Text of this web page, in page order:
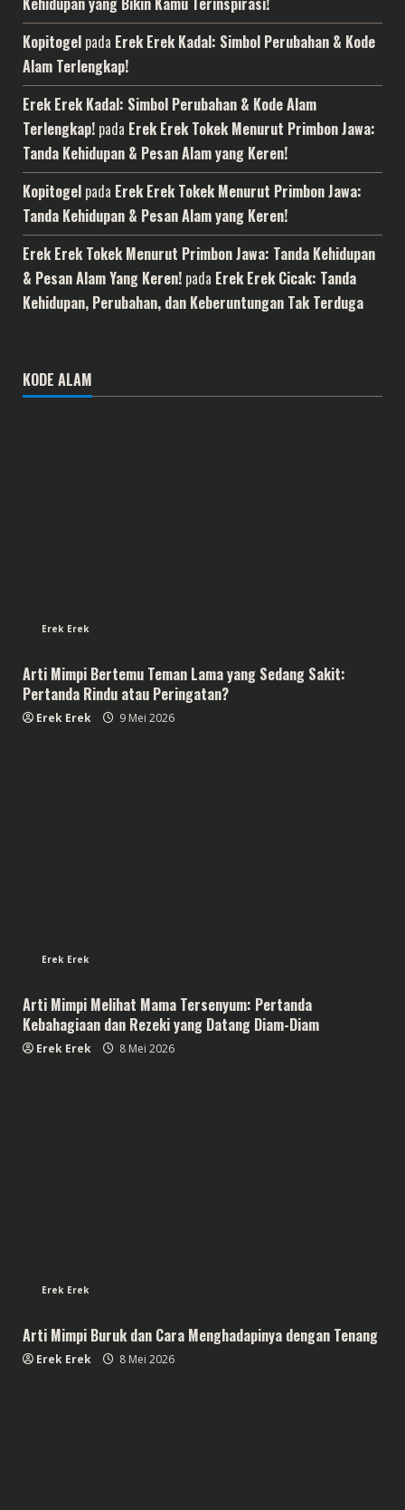
Kopitogel pada Erek Erek Kadal: Simbol Perubahan & Kode
Alam Terlengkap!
Erek Erek Kadal: Simbol Perubahan & Kode Alam
Terlengkap! pada Erek Erek Tokek Menurut Primbon Jawa:
Tanda Kehidupan & Pesan Alam yang Keren!
Kopitogel pada Erek Erek Tokek Menurut Primbon Jawa:
Tanda Kehidupan & Pesan Alam yang Keren!
Erek Erek Tokek Menurut Primbon Jawa: Tanda Kehidupan
& Pesan Alam Yang Keren! pada Erek Erek Cicak: Tanda
Kehidupan, Perubahan, dan Keberuntungan Tak Terduga
KODE ALAM
Erek Erek
Arti Mimpi Bertemu Teman Lama yang Sedang Sakit:
Pertanda Rindu atau Peringatan?
Erek Erek 9 Mei 2026
Erek Erek
Arti Mimpi Melihat Mama Tersenyum: Pertanda
Kebahagiaan dan Rezeki yang Datang Diam-Diam
Erek Erek 8 Mei 2026
Erek Erek
Arti Mimpi Buruk dan Cara Menghadapinya dengan Tenang
Erek Erek 8 Mei 2026